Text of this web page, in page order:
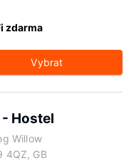
zdarma
Vybrat
Hostel
Willow
4QZ, GB